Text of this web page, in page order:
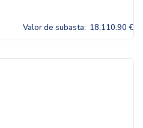
Valor de subasta: 18,110.90 €